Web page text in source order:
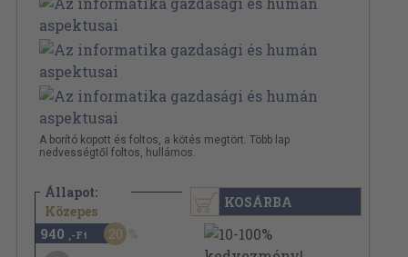
A borító kopott és foltos, a kötés megtört. Több lap
nedvességtől foltos, hullámos.
Állapot:
Közepes
1.180 Ft
940 ,-Ft 20
KOSÁRBA